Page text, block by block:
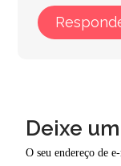
Deixe
O seu endereço de